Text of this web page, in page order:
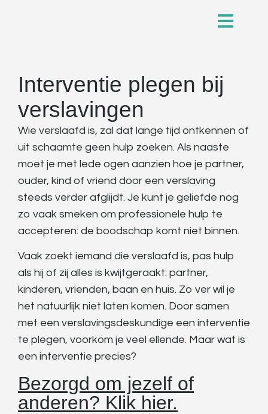
Interventie plegen bij
verslavingen
Wie verslaafd is, zal dat lange tijd ontkennen of
uit schaamte geen hulp zoeken. Als naaste
moet je met lede ogen aanzien hoe je partner,
ouder, kind of vriend door een verslaving
steeds verder afglijdt. Je kunt je geliefde nog
zo vaak smeken om professionele hulp te
accepteren: de boodschap komt niet binnen.
Vaak zoekt iemand die verslaafd is, pas hulp
als hij of zij alles is kwijtgeraakt: partner,
kinderen, vrienden, baan en huis. Zo ver wil je
het natuurlijk niet laten komen. Door samen
met een verslavingsdeskundige een interventie
te plegen, voorkom je veel ellende. Maar wat is
een interventie precies?
Bezorgd om jezelf of
anderen? Klik hier.